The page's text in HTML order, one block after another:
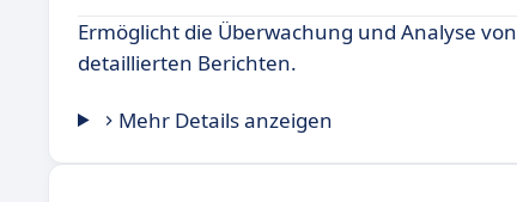
Ermöglicht die Überwachung und Analyse
detaillierten Berichten.
Mehr Details anzeigen